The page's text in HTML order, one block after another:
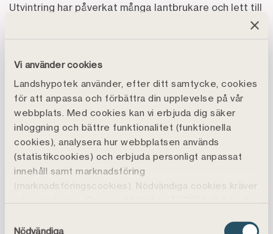
Vi använder cookies
Landshypotek använder, efter ditt samtycke, cookies
för att anpassa och förbättra din upplevelse på vår
webbplats. Med cookies kan vi erbjuda dig säker
inloggning och bättre funktionalitet (funktionella
cookies), analysera hur webbplatsen används
(statistikcookies) och erbjuda personligt anpassat
innehåll samt marknadsföring
(marknadsföringscookies). Nödvändiga cookies kräver
statistikcookies vilket är frivilligt.
Nödvändiga
Utvintring har påverkat många lantbrukare och lett till
ut, men jag ser hos många andra att deras vete och
raps har haft det väldigt tufft under vintermånaderna,
säger Martin Ohlson, lantbrukare i Julita utanför
Katrineholm.
Gynnsamma förutsättningar på många håll
Bra markförhållanden har gjort att arbetet kunnat
genomföras enligt plan i stora delar av landet.
förberedelser inför sådd och gödselkörning, säger